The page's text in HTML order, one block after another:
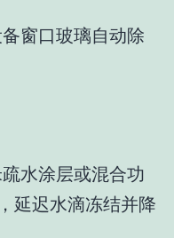
窗口玻璃自动除
水涂层或混合功
延迟水滴冻结并降